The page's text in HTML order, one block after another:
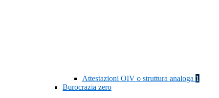
Attestazioni OIV o struttura analoga 1
Burocrazia zero